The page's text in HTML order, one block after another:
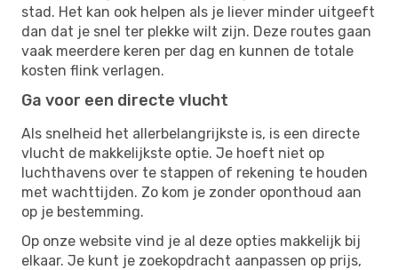
stad. Het kan ook helpen als je liever minder uitgeeft
dan dat je snel ter plekke wilt zijn. Deze routes gaan
vaak meerdere keren per dag en kunnen de totale
kosten flink verlagen.
Ga voor een directe vlucht
Als snelheid het allerbelangrijkste is, is een directe
vlucht de makkelijkste optie. Je hoeft niet op
luchthavens over te stappen of rekening te houden
met wachttijden. Zo kom je zonder oponthoud aan
op je bestemming.
Op onze website vind je al deze opties makkelijk bij
elkaar. Je kunt je zoekopdracht aanpassen op prijs,